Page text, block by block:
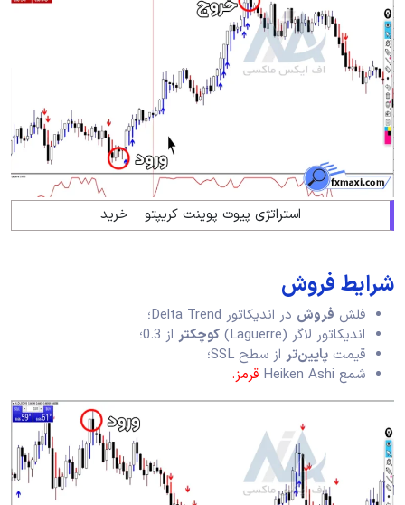
استراتژی پیوت پوینت کریپتو – خرید
شرایط فروش
فلش فروش در اندیکاتور Delta Trend؛
اندیکاتور لاگر (Laguerre)
کوچکتر از 0.3؛
قیمت پایین‌تر از سطح SSL؛
شمع Heiken Ashi
قرمز.